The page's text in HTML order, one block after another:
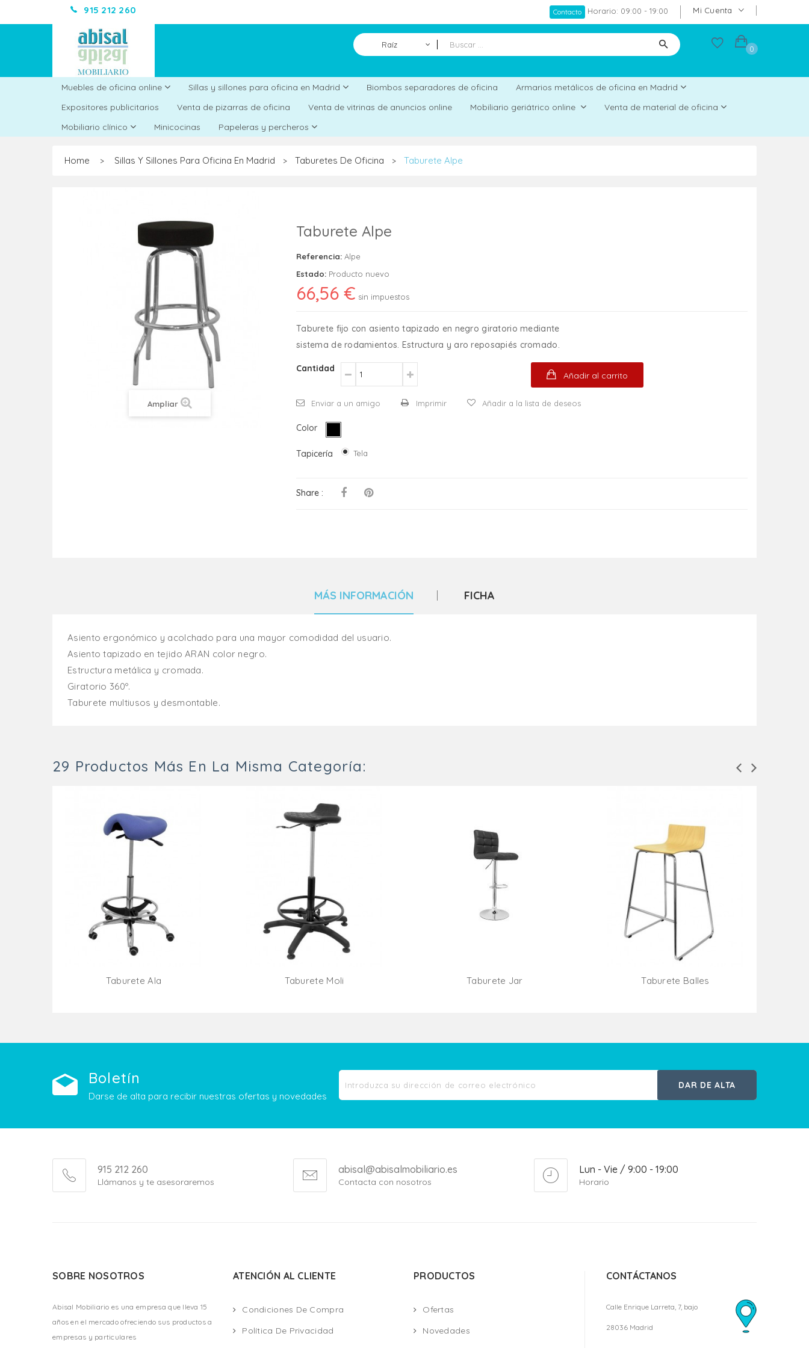
915 212 260 Mi Cuenta
Contacto Horario: 09:00 - 19:00
Raíz 0
Muebles de oficina online Sillas y sillones para oficina en Madrid Biombos separadores de oficina
Armarios metálicos de oficina en Madrid
Expositores publicitarios
Venta de pizarras de oficina Venta de vitrinas de anuncios online Mobiliario geriátrico online
Venta de material de oficina
Mobiliario clínico
Minicocinas Papeleras y percheros
Home > Sillas Y Sillones Para Oficina En Madrid > Taburetes De Oficina > Taburete Alpe
Ampliar
Taburete Alpe
Referencia: Alpe
Estado: Producto nuevo
66,56 € sin impuestos
Taburete fijo con asiento tapizado en negro giratorio mediante
sistema de rodamientos. Estructura y aro reposapiés cromado.
Cantidad
Añadir al carrito
Enviar a un amigo Imprimir Añadir a la lista de deseos
Color
Tapicería Tela
Share :
MÁS INFORMACIÓN FICHA
Asiento ergonómico y acolchado para una mayor comodidad del usuario.
Asiento tapizado en tejido ARAN color negro.
Estructura metálica y cromada.
Giratorio 360º.
Taburete multiusos y desmontable.
29 Productos Más En La Misma Categoría:
Taburete Ala
Taburete Moli
Taburete Jar
Taburete Balles
Boletín
Darse de alta para recibir nuestras ofertas y novedades
DAR DE ALTA
915 212 260
Llámanos y te asesoraremos
abisal@abisalmobiliario.es
Contacta con nosotros
Lun - Vie / 9:00 - 19:00
Horario
SOBRE NOSOTROS
Abisal Mobiliario es una empresa que lleva 15
años en el mercado ofreciendo sus productos a
empresas y particulares
ATENCIÓN AL CLIENTE
Condiciones De Compra
Política De Privacidad
PRODUCTOS
Ofertas
Novedades
CONTÁCTANOS
Calle Enrique Larreta, 7, bajo
28036 Madrid